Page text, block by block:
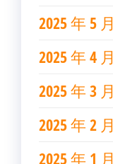
2025 年 5 月
2025 年 4 月
2025 年 3 月
2025 年 2 月
2025 年 1 月